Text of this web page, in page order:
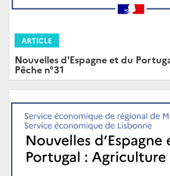
ARTICLE
Nouvelles d'Espagne et du
Pêche n°31